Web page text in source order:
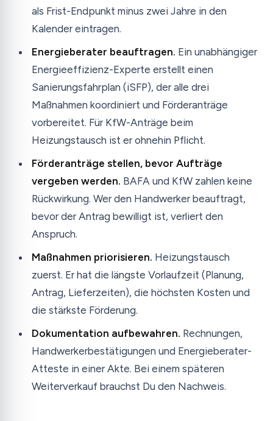
als Frist-Endpunkt minus zwei Jahre in den
Kalender eintragen.
Energieberater beauftragen. Ein unabhängiger
Energieeffizienz-Experte erstellt einen
Sanierungsfahrplan (iSFP), der alle drei
Maßnahmen koordiniert und Förderanträge
vorbereitet. Für KfW-Anträge beim
Heizungstausch ist er ohnehin Pflicht.
Förderanträge stellen, bevor Aufträge
vergeben werden. BAFA und KfW zahlen keine
Rückwirkung. Wer den Handwerker beauftragt,
bevor der Antrag bewilligt ist, verliert den
Anspruch.
Maßnahmen priorisieren. Heizungstausch
zuerst. Er hat die längste Vorlaufzeit (Planung,
Antrag, Lieferzeiten), die höchsten Kosten und
die stärkste Förderung.
Dokumentation aufbewahren. Rechnungen,
Handwerkerbestätigungen und Energieberater-
Atteste in einer Akte. Bei einem späteren
Weiterverkauf brauchst Du den Nachweis.